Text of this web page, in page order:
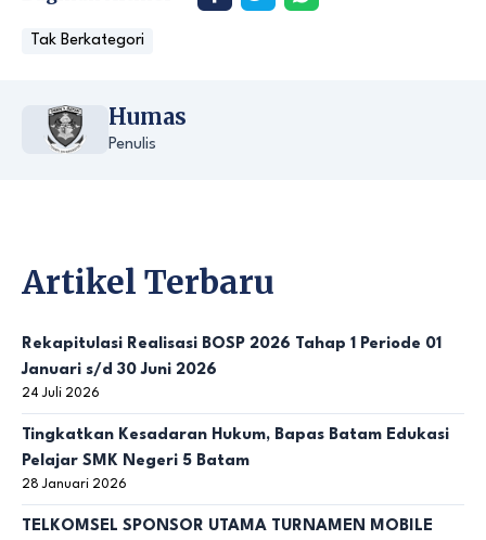
Tak Berkategori
Humas
Penulis
Artikel Terbaru
Rekapitulasi Realisasi BOSP 2026 Tahap 1 Periode 01
Januari s/d 30 Juni 2026
24 Juli 2026
Tingkatkan Kesadaran Hukum, Bapas Batam Edukasi
Pelajar SMK Negeri 5 Batam
28 Januari 2026
TELKOMSEL SPONSOR UTAMA TURNAMEN MOBILE